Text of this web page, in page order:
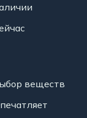
веществ